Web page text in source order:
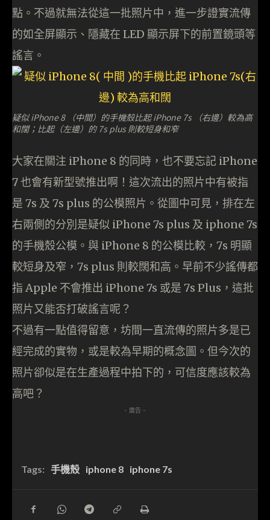
點。不過就無法從這一批照片中，進一步證實流傳
的如全屏顯示、隱藏在 LED 顯示屏下的前置鏡頭等
謠言。
疑似 iPhone 8 （中間）的手機殼比起 iPhone 7s （右邊）較為高
和闊；比起（左邊）的 7s plus 則較短身和窄
大家在關注 iPhone 8 的同時，也不要忘記 iPhone
7 也會有新型號推出啊！這次流出的照片中有被指
是 7s 及 7s plus 的公模照片。從圖中可見，排在左
右兩側的分別是疑似 iPhone 7s plus 及 iphone 7s
的手機殼公模。與 iPhone 8 的公模比較，7s 明顯
較短身及窄，7s plus 則較闊和高。早前不少謠傳都
指 Apple 不會推出 iPhone 7s 或是 7s Plus，這批
照片又能否打破謠言呢？
不過有一點值得留意，坊間一直流傳的照片多是已
經完成的實物，或是較為早期的概念圖。但今次的
照片卻似是在生產過程中拍下的，可信度應該較為
高吧？
- 廣告 -
Tags: 手機殼 iphone 8 iphone 7s